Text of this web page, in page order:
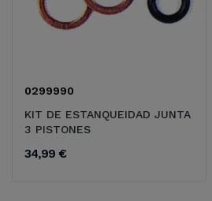
0299990
KIT DE ESTANQUEIDAD JUNTA
3 PISTONES
34,99 €